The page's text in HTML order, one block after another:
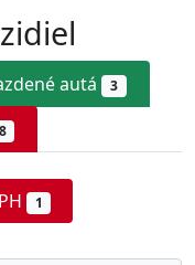
autá 3
8
1